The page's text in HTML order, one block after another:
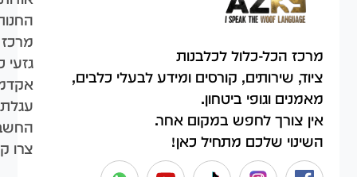
מרכז הכל-כלול לכלבנות
ציוד, שירותים, קורסים ומידע לבעלי כלבים,
מאמנים וגופי ביטחון.
אין צורך לחפש במקום אחר.
השינוי שלכם מתחיל כאן!
גזעי
עגלת
צרו